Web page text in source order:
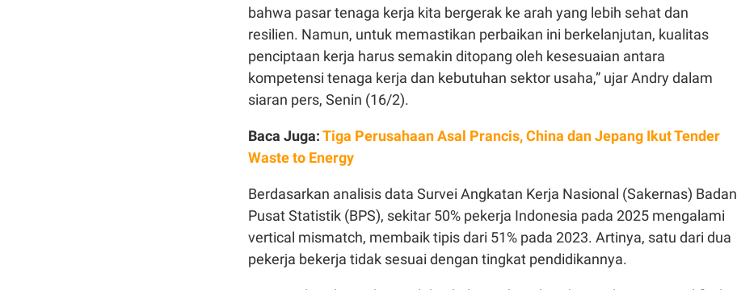
bahwa pasar tenaga kerja kita bergerak ke arah yang lebih sehat dan
resilien. Namun, untuk memastikan perbaikan ini berkelanjutan, kualitas
penciptaan kerja harus semakin ditopang oleh kesesuaian antara
kompetensi tenaga kerja dan kebutuhan sektor usaha,” ujar Andry dalam
siaran pers, Senin (16/2).
Baca Juga:Tiga Perusahaan Asal Prancis, China dan Jepang Ikut Tender
Waste to Energy
Berdasarkan analisis data Survei Angkatan Kerja Nasional (Sakernas) Badan
Pusat Statistik (BPS), sekitar 50% pekerja Indonesia pada 2025 mengalami
vertical mismatch, membaik tipis dari 51% pada 2023. Artinya, satu dari dua
pekerja bekerja tidak sesuai dengan tingkat pendidikannya.